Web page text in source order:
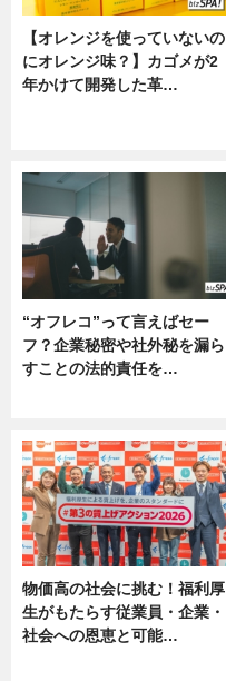
【オレンジを使っていないの
にオレンジ味？】カゴメが2
年かけて開発した革…
“オフレコ”って言えばセー
フ？企業秘密や社外秘を漏ら
すことの法的責任を…
物価高の社会に挑む！福利厚
生がもたらす従業員・企業・
社会への恩恵と可能…